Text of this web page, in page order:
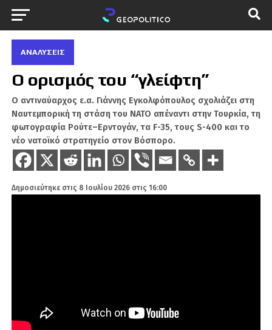
ΑΝΑΛΎΣΕΙΣ
Ο ορισμός του “γλείφτη”
Ο αντιναύαρχος ε.α. Γιάννης Εγκολφόπουλος σχολιάζει στη
Ναυτεμπορική τη στάση του ΝΑΤΟ απέναντι στην Τουρκία, τη
φωτογραφία Ρούτε–Ερντογάν, τα F-35, τους S-400 και το
νέο νατοϊκό στρατηγείο στον Βόσπορο.
Δημοσιεύτηκε στις 8 Ιουλίου 2026 στις 16:00